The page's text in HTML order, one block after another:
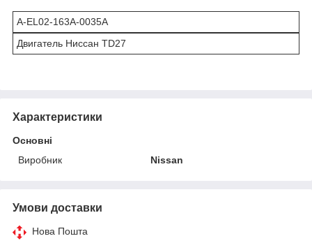
A-EL02-163A-0035A
Двигатель Ниссан TD27
Характеристики
Основні
Виробник
Nissan
Умови доставки
Нова Пошта